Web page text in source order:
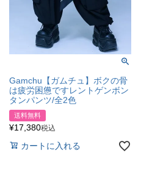
Gamchu【ガムチュ】ボクの骨
は疲労困憊ですレントゲンボン
タンパンツ/全2色
送料無料
¥17,380税込
カートに入れる